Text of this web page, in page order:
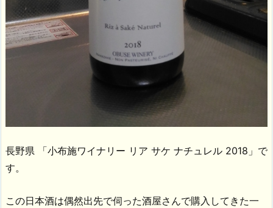
長野県 「小布施ワイナリー リア サケ ナチュレル 2018」で
す。
この日本酒は偶然出先で伺った酒屋さんで購入してきた一